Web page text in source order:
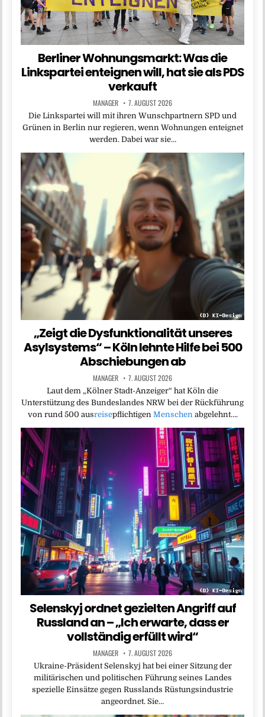
Berliner Wohnungsmarkt: Was die
Linkspartei enteignen will, hat sie als PDS
verkauft
MANAGER 7. AUGUST 2026
Die Linkspartei will mit ihren Wunschpartnern SPD und
Grünen in Berlin nur regieren, wenn Wohnungen enteignet
werden. Dabei war sie…
„Zeigt die Dysfunktionalität unseres
Asylsystems“ – Köln lehnte Hilfe bei 500
Abschiebungen ab
MANAGER 7. AUGUST 2026
Laut dem „Kölner Stadt-Anzeiger“ hat Köln die
Unterstützung des Bundeslandes NRW bei der Rückführung
von rund 500 ausreisepflichtigen Menschen abgelehnt….
Selenskyj ordnet gezielten Angriff auf
Russland an – „Ich erwarte, dass er
vollständig erfüllt wird“
MANAGER 7. AUGUST 2026
Ukraine-Präsident Selenskyj hat bei einer Sitzung der
militärischen und politischen Führung seines Landes
spezielle Einsätze gegen Russlands Rüstungsindustrie
angeordnet. Sie…